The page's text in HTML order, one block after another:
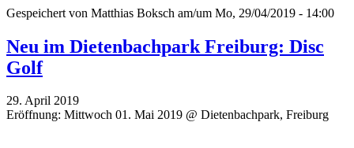
Gespeichert von Matthias Boksch am/um Mo, 29/04/2019 - 14:00
Neu im Dietenbachpark Freiburg: Disc
Golf
29. April 2019
Eröffnung: Mittwoch 01. Mai 2019 @ Dietenbachpark, Freiburg